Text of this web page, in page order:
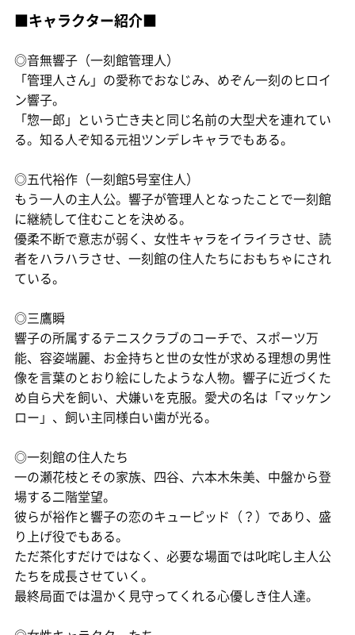
■キャラクター紹介■
◎音無響子（一刻館管理人）
「管理人さん」の愛称でおなじみ、めぞん一刻のヒロイ
ン響子。
「惣一郎」という亡き夫と同じ名前の大型犬を連れてい
る。知る人ぞ知る元祖ツンデレキャラでもある。
◎五代裕作（一刻館5号室住人）
もう一人の主人公。響子が管理人となったことで一刻館
に継続して住むことを決める。
優柔不断で意志が弱く、女性キャラをイライラさせ、読
者をハラハラさせ、一刻館の住人たちにおもちゃにされ
ている。
◎三鷹瞬
響子の所属するテニスクラブのコーチで、スポーツ万
能、容姿端麗、お金持ちと世の女性が求める理想の男性
像を言葉のとおり絵にしたような人物。響子に近づくた
め自ら犬を飼い、犬嫌いを克服。愛犬の名は「マッケン
ロー」、飼い主同様白い歯が光る。
◎一刻館の住人たち
一の瀬花枝とその家族、四谷、六本木朱美、中盤から登
場する二階堂望。
彼らが裕作と響子の恋のキューピッド（？）であり、盛
り上げ役でもある。
ただ茶化すだけではなく、必要な場面では叱咤し主人公
たちを成長させていく。
最終局面では温かく見守ってくれる心優しき住人達。